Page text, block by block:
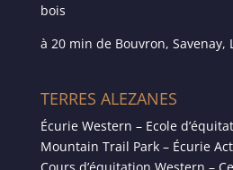
bois
à 20 min de Bouvron, Savenay,
TERRES ALEZANES
Écurie Western – Ecole
Mountain Trail Park – Écurie